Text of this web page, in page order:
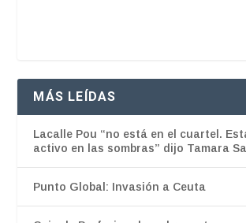
MÁS LEÍDAS
Lacalle Pou “no está en el cuartel.
activo en las sombras” dijo Tamara
Punto Global: Invasión a Ceuta